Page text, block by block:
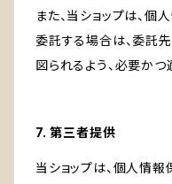
また、当ショップは、
委託する場合は、委託
図られるよう、必要か
7. 第三者提供
当ショップは、個人情